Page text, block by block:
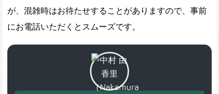
が、混雑時はお待たせすることがありますので、事前
にお電話いただくとスムーズです。